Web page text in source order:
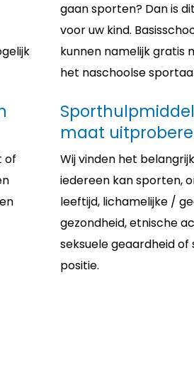
gaan sporten? Dan is
voor uw kind.
kunnen namelijk gratis
het naschoolse
of
maat
Wij vinden het
iedereen kan sporten,
leeftijd, lichamelijke /
gezondheid, etnische
seksuele geaardheid of
positie.